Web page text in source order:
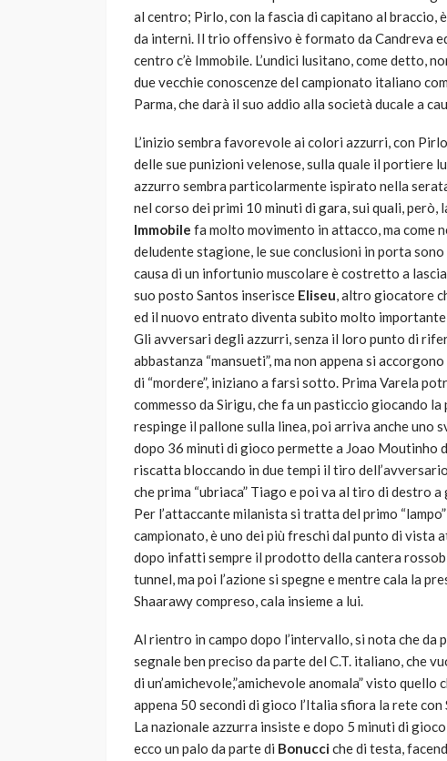
al centro; Pirlo, con la fascia di capitano al braccio,
da interni. Il trio offensivo è formato da Candreva
centro c’è Immobile. L’undici lusitano, come detto,
due vecchie conoscenze del campionato italiano
Parma, che darà il suo addio alla società ducale a
L’inizio sembra favorevole ai colori azzurri, con
delle sue punizioni velenose, sulla quale il portiere
azzurro sembra particolarmente ispirato nella
nel corso dei primi 10 minuti di gara, sui quali,
Immobile fa molto movimento in attacco, ma come
deludente stagione, le sue conclusioni in porta
causa di un infortunio muscolare è costretto a
suo posto Santos inserisce Eliseu, altro giocatore
ed il nuovo entrato diventa subito molto
Gli avversari degli azzurri, senza il loro punto di
abbastanza “mansueti”, ma non appena si
di “mordere”, iniziano a farsi sotto. Prima Varela
commesso da Sirigu, che fa un pasticcio giocando
respinge il pallone sulla linea, poi arriva anche uno
dopo 36 minuti di gioco permette a Joao Moutinho
riscatta bloccando in due tempi il tiro
che prima “ubriaca” Tiago e poi va al tiro di destro
Per l’attaccante milanista si tratta del primo
campionato, è uno dei più freschi dal punto di vista
dopo infatti sempre il prodotto della cantera
tunnel, ma poi l’azione si spegne e mentre cala la
Shaarawy compreso, cala insieme a lui.
Al rientro in campo dopo l’intervallo, si nota che
segnale ben preciso da parte del C.T. italiano, che
di un’amichevole,”amichevole anomala” visto
appena 50 secondi di gioco l’Italia sfiora la rete
La nazionale azzurra insiste e dopo 5 minuti di
ecco un palo da parte di Bonucciche di testa,